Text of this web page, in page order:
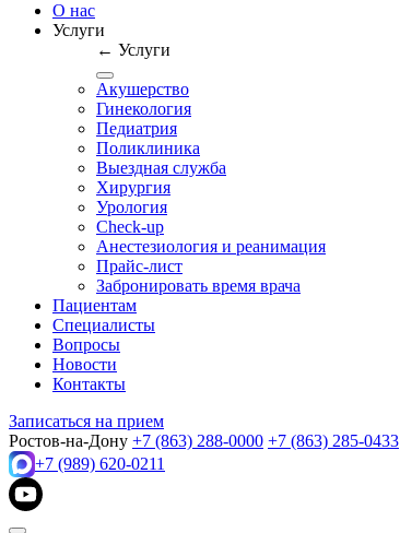
О нас
Услуги
← Услуги
Акушерство
Гинекология
Педиатрия
Поликлиника
Выездная служба
Хирургия
Урология
Check-up
Анестезиология и реанимация
Прайс-лист
Забронировать время врача
Пациентам
Специалисты
Вопросы
Новости
Контакты
Записаться на прием
Ростов-на-Дону +7 (863) 288-0000 +7 (863) 285-0433
+7 (989) 620-0211